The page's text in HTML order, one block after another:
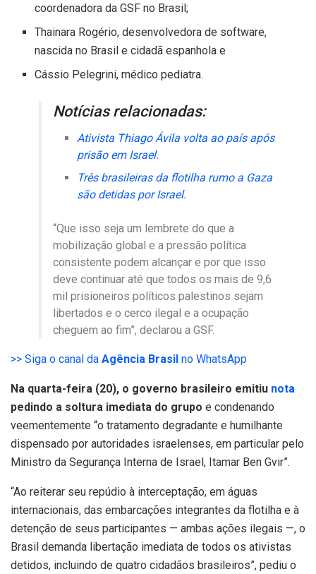
coordenadora da GSF no Brasil;
Thainara Rogério, desenvolvedora de software,
nascida no Brasil e cidadã espanhola e
Cássio Pelegrini, médico pediatra.
Notícias relacionadas:
Ativista Thiago Ávila volta ao país após
prisão em Israel.
Três brasileiras da flotilha rumo a Gaza
são detidas por Israel.
“Que isso seja um lembrete do que a
mobilização global e a pressão política
consistente podem alcançar e por que isso
deve continuar até que todos os mais de 9,6
mil prisioneiros políticos palestinos sejam
libertados e o cerco ilegal e a ocupação
cheguem ao fim”, declarou a GSF.
>> Siga o canal da Agência Brasil no WhatsApp
Na quarta-feira (20), o governo brasileiro emitiu nota
pedindo a soltura imediata do grupo e condenando
veementemente “o tratamento degradante e humilhante
dispensado por autoridades israelenses, em particular pelo
Ministro da Segurança Interna de Israel, Itamar Ben Gvir”.
“Ao reiterar seu repúdio à interceptação, em águas
internacionais, das embarcações integrantes da flotilha e à
detenção de seus participantes — ambas ações ilegais —, o
Brasil demanda libertação imediata de todos os ativistas
detidos, incluindo de quatro cidadãos brasileiros”, pediu o